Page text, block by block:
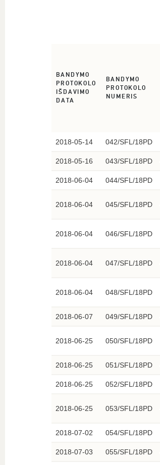
BANDYMO
PROTOKOLO
IŠDAVIMO
DATA
BANDYMO
PROTOKOLO
NUMERIS
2018-05-14 042/SFL/18PD
2018-05-16 043/SFL/18PD
2018-06-04 044/SFL/18PD
2018-06-04 045/SFL/18PD
2018-06-04 046/SFL/18PD
2018-06-04 047/SFL/18PD
2018-06-04 048/SFL/18PD
2018-06-07 049/SFL/18PD
2018-06-25 050/SFL/18PD
2018-06-25 051/SFL/18PD
2018-06-25 052/SFL/18PD
2018-06-25 053/SFL/18PD
2018-07-02 054/SFL/18PD
2018-07-03 055/SFL/18PD